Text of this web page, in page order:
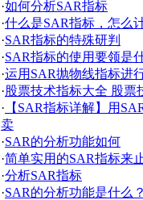
·如何分析SAR指标
·什么是SAR指标，怎么
·SAR指标的特殊研判
·SAR指标的使用要领是
·运用SAR抛物线指标进
·股票技术指标大全 股票
· 【SAR指标详解】用
卖
·SAR的分析功能如何
·简单实用的SAR指标来
·分析SAR指标
·SAR的分析功能是什么